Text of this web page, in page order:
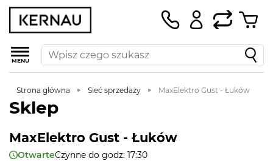
MENU
Strona główna Sieć sprzedaży MaxElektro Gust - Łuków
Sklep
MaxElektro Gust - Łuków
OtwarteCzynne do godz: 17:30